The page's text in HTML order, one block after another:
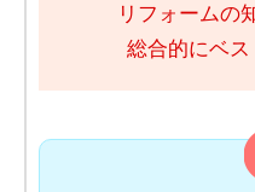
リフォームの
総合的にベス